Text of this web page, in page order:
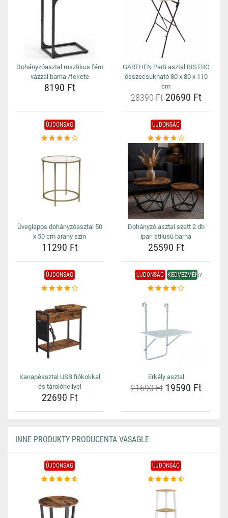
Dohányzóasztal rusztikus fém
vázzal barna /fekete
8190 Ft
GARTHEN Parti asztal BISTRO
összecsukható 80 x 80 x 110
cm
28390 Ft20690 Ft
ÚJDONSÁG
Üveglapos dohányzóasztal 50
x 50 cm arany szín
11290 Ft
ÚJDONSÁG
Dohányzó asztal szett 2 db
ipari stílusú barna
25590 Ft
ÚJDONSÁG
Kanapéasztal USB fiókokkal
és tárolóhellyel
22690 Ft
ÚJDONSÁG KEDVEZMÉNY
Erkély asztal
21690 Ft19590 Ft
INNE PRODUKTY PRODUCENTA VASAGLE
ÚJDONSÁG ÚJDONSÁG